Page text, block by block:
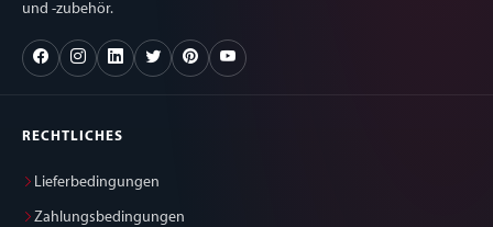
und -zubehör.
RECHTLICHES
Lieferbedingungen
Zahlungsbedingungen